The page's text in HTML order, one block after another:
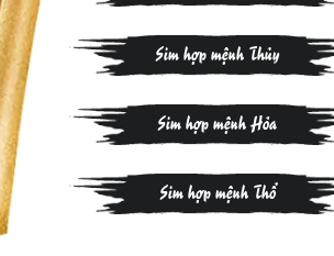
Sim hợp mệnh Thủy
Sim hợp mệnh Hỏa
Sim hợp mệnh Thổ